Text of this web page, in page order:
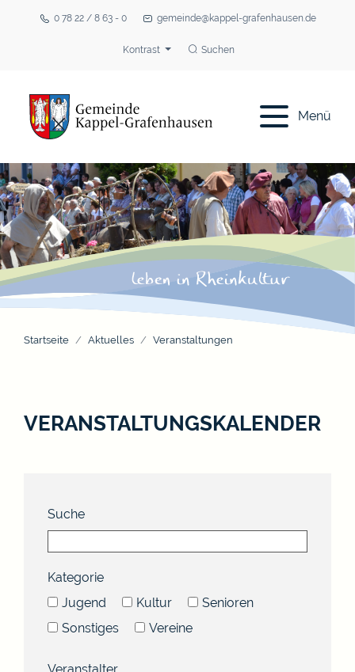
0 78 22 / 8 63 - 0 gemeinde@kappel-grafenhausen.de
Kontrast Suchen
Menü
Startseite Aktuelles Veranstaltungen
VERANSTALTUNGSKALENDER
Suche
Kategorie
Jugend
Kultur
Senioren
Sonstiges
Vereine